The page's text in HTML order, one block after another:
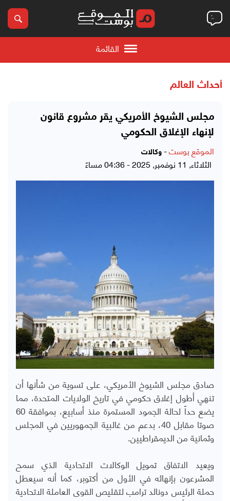
القائمة
أحداث العالم
مجلس الشيوخ الأمريكي يقر مشروع قانون
لإنهاء الإغلاق الحكومي
الموقع بوست- وكالات
الثلاثاء, 11 نوفمبر, 2025 - 04:36 مساءً
صادق مجلس الشيوخ الأمريكي، على تسوية من شأنها أن
تنهي أطول إغلاق حكومي في تاريخ الولايات المتحدة، مما
يضع حداً لحالة الجمود المستمرة منذ أسابيع، بموافقة 60
صوتا مقابل 40، بدعم من غالبية الجمهوريين في المجلس
وثمانية من الديمقراطيين.
ويعيد الاتفاق تمويل الوكالات الاتحادية الذي سمح
المشرعون بإنهائه في الأول من أكتوبر، كما أنه سيعطل
حملة الرئيس دونالد ترامب لتقليص القوى العاملة الاتحادية